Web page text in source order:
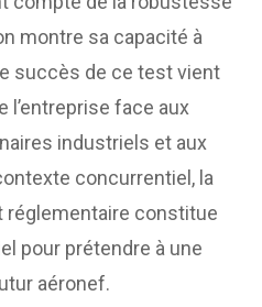
montre sa capacité à
succès de ce test vient
l’entreprise face aux
industriels et aux
concurrentiel, la
constitue
pour prétendre à une
aéronef.